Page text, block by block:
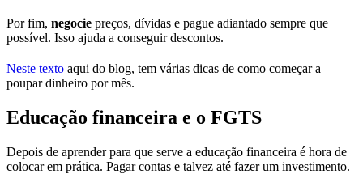
Por fim, negocie preços, dívidas e pague adiantado sempre que
possível. Isso ajuda a conseguir descontos.
Neste texto aqui do blog, tem várias dicas de como começar a
poupar dinheiro por mês.
Educação financeira e o FGTS
Depois de aprender para que serve a educação financeira é hora de
colocar em prática. Pagar contas e talvez até fazer um investimento.